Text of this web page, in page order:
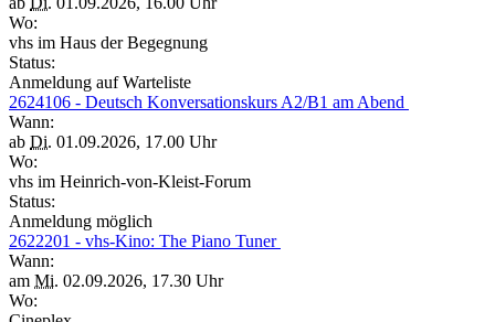
Wo:
vhs im Haus der Begegnung
Status:
Anmeldung auf Warteliste
2624106 - Deutsch Konversationskurs A2/B1 am Abend
Wann:
ab Di. 01.09.2026, 17.00 Uhr
Wo:
vhs im Heinrich-von-Kleist-Forum
Status:
Anmeldung möglich
2622201 - vhs-Kino: The Piano Tuner
Wann:
am Mi. 02.09.2026, 17.30 Uhr
Wo: